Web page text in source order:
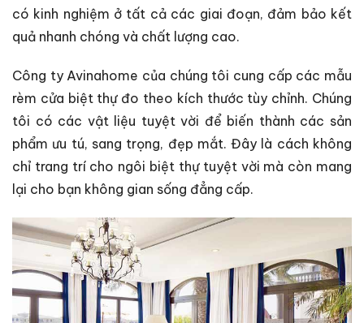
có kinh nghiệm ở tất cả các giai đoạn, đảm bảo kết
quả nhanh chóng và chất lượng cao.
Công ty Avinahome của chúng tôi cung cấp các mẫu
rèm cửa biệt thự đo theo kích thước tùy chỉnh. Chúng
tôi có các vật liệu tuyệt vời để biến thành các sản
phẩm ưu tú, sang trọng, đẹp mắt. Đây là cách không
chỉ trang trí cho ngôi biệt thự tuyệt vời mà còn mang
lại cho bạn không gian sống đẳng cấp.